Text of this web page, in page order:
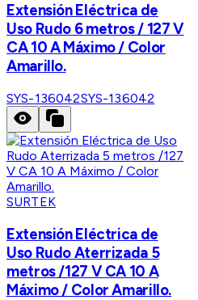
Extensión Eléctrica de
Uso Rudo 6 metros / 127 V
CA 10 A Máximo / Color
Amarillo.
SYS-136042SYS-136042
SURTEK
Extensión Eléctrica de
Uso Rudo Aterrizada 5
metros /127 V CA 10 A
Máximo / Color Amarillo.